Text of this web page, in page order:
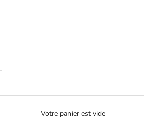
Votre panier est vide